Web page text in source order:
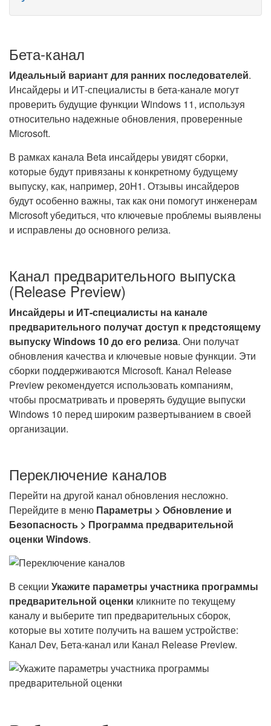
Бета-канал
Идеальный вариант для ранних последователей.
Инсайдеры и ИТ-специалисты в бета-канале могут
проверить будущие функции Windows 11, используя
относительно надежные обновления, проверенные
Microsoft.
В рамках канала Beta инсайдеры увидят сборки,
которые будут привязаны к конкретному будущему
выпуску, как, например, 20H1. Отзывы инсайдеров
будут особенно важны, так как они помогут инженерам
Microsoft убедиться, что ключевые проблемы выявлены
и исправлены до основного релиза.
Канал предварительного выпуска
(Release Preview)
Инсайдеры и ИТ-специалисты на канале
предварительного получат доступ к предстоящему
выпуску Windows 10 до его релиза. Они получат
обновления качества и ключевые новые функции. Эти
сборки поддерживаются Microsoft. Канал Release
Preview рекомендуется использовать компаниям,
чтобы просматривать и проверять будущие выпуски
Windows 10 перед широким развертыванием в своей
организации.
Переключение каналов
Перейти на другой канал обновления несложно.
Перейдите в меню Параметры > Обновление и
Безопасность > Программа предварительной
оценки Windows.
В секции Укажите параметры участника программы
предварительной оценки кликните по текущему
каналу и выберите тип предварительных сборок,
которые вы хотите получить на вашем устройстве:
Канал Dev, Бета-канал или Канал Release Preview.